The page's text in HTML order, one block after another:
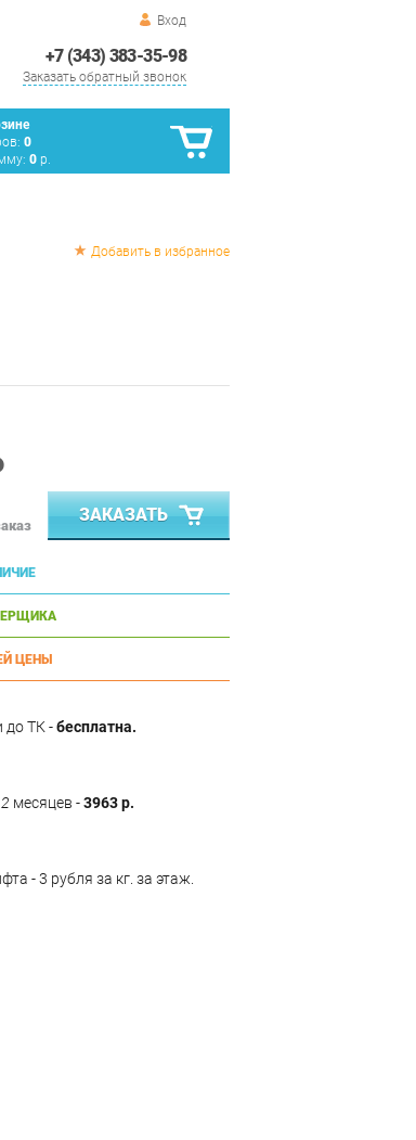
Вход
+7 (343) 383-35-98
Заказать обратный звонок
0
0 р.
Добавить в избранное
ЗАКАЗАТЬ
ЦЕНЫ
до ТК -бесплатна.
месяцев -3963 р.
- 3 рубля за кг. за этаж.